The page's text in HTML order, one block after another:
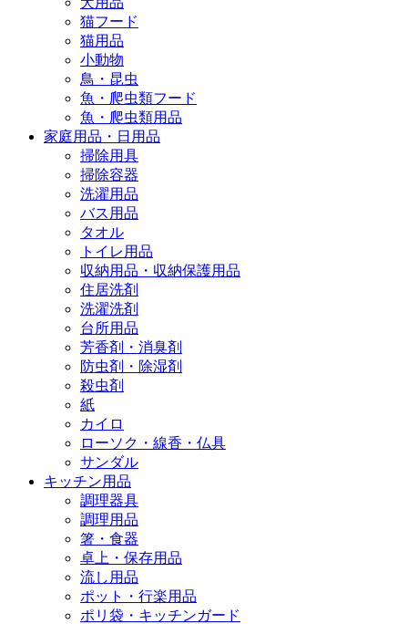
猫フード
猫用品
小動物
鳥・昆虫
魚・爬虫類フード
魚・爬虫類用品
家庭用品・日用品
掃除用具
掃除容器
洗濯用品
バス用品
タオル
トイレ用品
収納用品・収納保護用品
住居洗剤
洗濯洗剤
台所用品
芳香剤・消臭剤
防虫剤・除湿剤
殺虫剤
紙
カイロ
ローソク・線香・仏具
サンダル
キッチン用品
調理器具
調理用品
箸・食器
卓上・保存用品
流し用品
ポット・行楽用品
ポリ袋・キッチンガード